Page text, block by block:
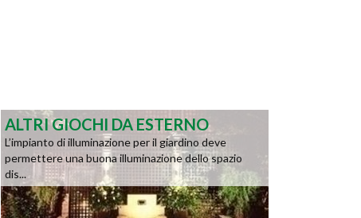
ALTRI GIOCHI DA ESTERNO
L’impianto di illuminazione per il giardino deve
permettere una buona illuminazione dello spazio
dis...